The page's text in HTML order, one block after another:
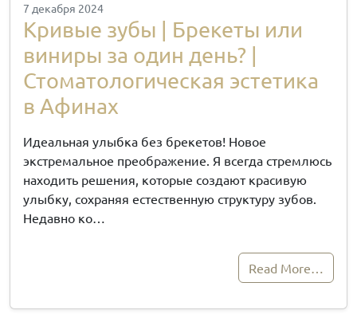
7 декабря 2024
Кривые зубы | Брекеты или
виниры за один день? |
Стоматологическая эстетика
в Афинах
Идеальная улыбка без брекетов! Новое
экстремальное преображение. Я всегда стремлюсь
находить решения, которые создают красивую
улыбку, сохраняя естественную структуру зубов.
Недавно ко…
Read More…